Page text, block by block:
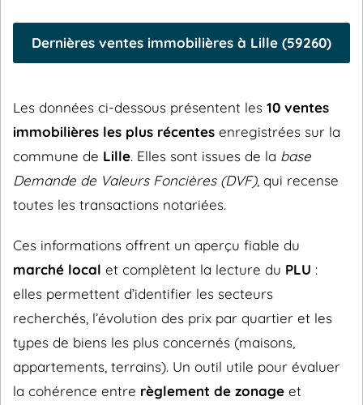
Dernières ventes immobilières à Lille (59260)
Les données ci-dessous présentent les 10 ventes
immobilières les plus récentes enregistrées sur la
commune de Lille. Elles sont issues de la base
Demande de Valeurs Foncières (DVF), qui recense
toutes les transactions notariées.
Ces informations offrent un aperçu fiable du
marché local et complètent la lecture du PLU :
elles permettent d’identifier les secteurs
recherchés, l’évolution des prix par quartier et les
types de biens les plus concernés (maisons,
appartements, terrains). Un outil utile pour évaluer
la cohérence entre règlement de zonage et